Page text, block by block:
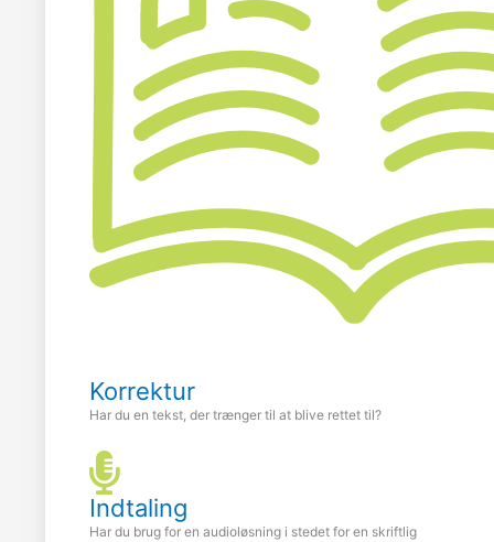
Korrektur
Har du en tekst, der trænger til at blive rettet til?
Indtaling
Har du brug for en audioløsning i stedet for en skriftlig